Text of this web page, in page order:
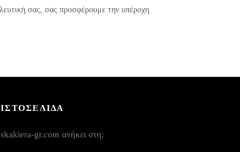
σας, σας προσφέρουμε την υπέροχη
ΙΣΤΟΣΕΛΙΔΑ
skakiera-gr.com ανήκει στη: